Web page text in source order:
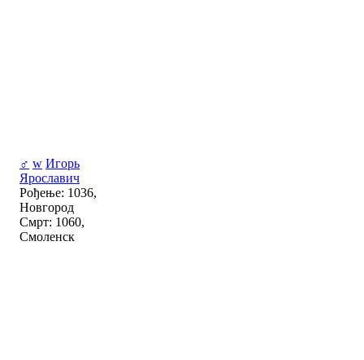
♂ w Игорь
Ярославич
Рођење: 1036,
Новгород
Смрт: 1060,
Смоленск